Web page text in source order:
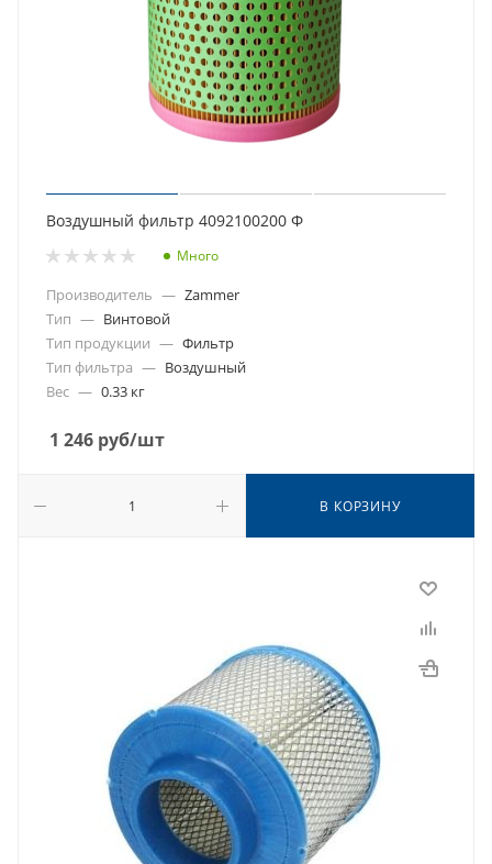
Воздушный фильтр 4092100200 Ф
Много
Производитель — Zammer
Тип — Винтовой
Тип продукции — Фильтр
Тип фильтра — Воздушный
Вес — 0.33 кг
1 246 руб/шт
В КОРЗИНУ